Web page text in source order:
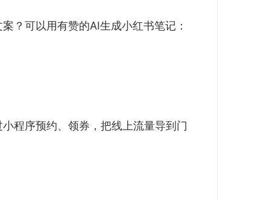
？可以用有赞的AI生成小红书笔记：
程序预约、领券，把线上流量导到门